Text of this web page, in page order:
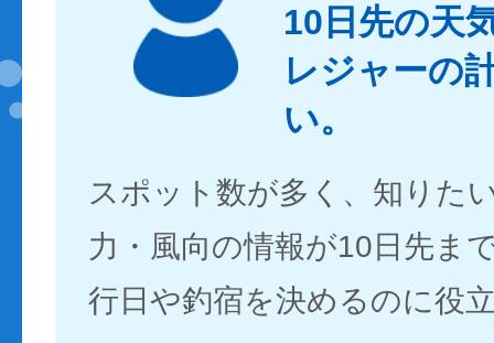
10日先の天
レジャーの
い。
スポット数が多く、知りた
力・風向の情報が10日先ま
行日や釣宿を決めるのに役